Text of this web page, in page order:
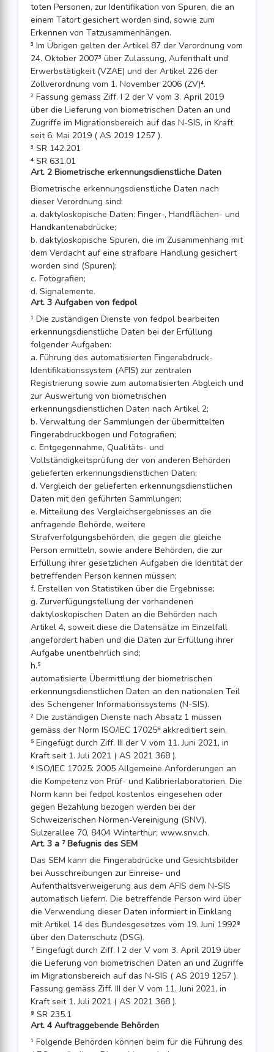
toten Personen, zur Identifikation von Spuren, die an
einem Tatort gesichert worden sind, sowie zum
Erkennen von Tatzusammenhängen.
³ Im Übrigen gelten der Artikel 87 der Verordnung vom
24. Oktober 2007³ über Zulassung, Aufenthalt und
Erwerbstätigkeit (VZAE) und der Artikel 226 der
Zollverordnung vom 1. November 2006 (ZV)⁴.
² Fassung gemäss Ziff. I 2 der V vom 3. April 2019
über die Lieferung von biometrischen Daten an und
Zugriffe im Migrationsbereich auf das N-SIS, in Kraft
seit 6. Mai 2019 ( AS 2019 1257 ).
³ SR 142.201
⁴ SR 631.01
Art. 2 Biometrische erkennungsdienstliche Daten
Biometrische erkennungsdienstliche Daten nach
dieser Verordnung sind:
a. daktyloskopische Daten: Finger-, Handflächen- und
Handkantenabdrücke;
b. daktyloskopische Spuren, die im Zusammenhang mit
dem Verdacht auf eine strafbare Handlung gesichert
worden sind (Spuren);
c. Fotografien;
d. Signalemente.
Art. 3 Aufgaben von fedpol
¹ Die zuständigen Dienste von fedpol bearbeiten
erkennungsdienstliche Daten bei der Erfüllung
folgender Aufgaben:
a. Führung des automatisierten Fingerabdruck-
Identifikationssystem (AFIS) zur zentralen
Registrierung sowie zum automatisierten Abgleich und
zur Auswertung von biometrischen
erkennungsdienstlichen Daten nach Artikel 2;
b. Verwaltung der Sammlungen der übermittelten
Fingerabdruckbogen und Fotografien;
c. Entgegennahme, Qualitäts- und
Vollständigkeitsprüfung der von anderen Behörden
gelieferten erkennungsdienstlichen Daten;
d. Vergleich der gelieferten erkennungsdienstlichen
Daten mit den geführten Sammlungen;
e. Mitteilung des Vergleichsergebnisses an die
anfragende Behörde, weitere
Strafverfolgungsbehörden, die gegen die gleiche
Person ermitteln, sowie andere Behörden, die zur
Erfüllung ihrer gesetzlichen Auf­gaben die Identität der
betreffenden Person kennen müssen;
f. Erstellen von Statistiken über die Ergebnisse;
g. Zurverfügungstellung der vorhandenen
daktyloskopischen Daten an die Behörden nach
Artikel 4, soweit diese die Datensätze im Einzelfall
angefordert haben und die Daten zur Erfüllung ihrer
Aufgabe unentbehrlich sind;
h.⁵
automatisierte Übermittlung der biometrischen
erkennungsdienstlichen Daten an den nationalen Teil
des Schengener Informationssystems (N-SIS).
² Die zuständigen Dienste nach Absatz 1 müssen
gemäss der Norm ISO/IEC 17025⁶ akkreditiert sein.
⁵ Eingefügt durch Ziff. III der V vom 11. Juni 2021, in
Kraft seit 1. Juli 2021 ( AS 2021 368 ).
⁶ ISO/IEC 17025: 2005 Allgemeine Anforderungen an
die Kompetenz von Prüf- und Kali­brierlaboratorien. Die
Norm kann bei fedpol kostenlos eingesehen oder
gegen Bezahlung bezogen werden bei der
Schweizerischen Normen-Vereinigung (SNV),
Sulzerallee 70, 8404 Winterthur; www.snv.ch.
Art. 3 a ⁷ Befugnis des SEM
Das SEM kann die Fingerabdrücke und Gesichtsbilder
bei Ausschreibungen zur Einreise- und
Aufenthaltsverweigerung aus dem AFIS dem N-SIS
automatisch liefern. Die betreffende Person wird über
die Verwendung dieser Daten informiert in Einklang
mit Artikel 14 des Bundesgesetzes vom 19. Juni 1992⁸
über den Datenschutz (DSG).
⁷ Eingefügt durch Ziff. I 2 der V vom 3. April 2019 über
die Lieferung von biometrischen Daten an und Zugriffe
im Migrationsbereich auf das N-SIS ( AS 2019 1257 ).
Fassung gemäss Ziff. III der V vom 11. Juni 2021, in
Kraft seit 1. Juli 2021 ( AS 2021 368 ).
⁸ SR 235.1
Art. 4 Auftraggebende Behörden
¹ Folgende Behörden können beim für die Führung des